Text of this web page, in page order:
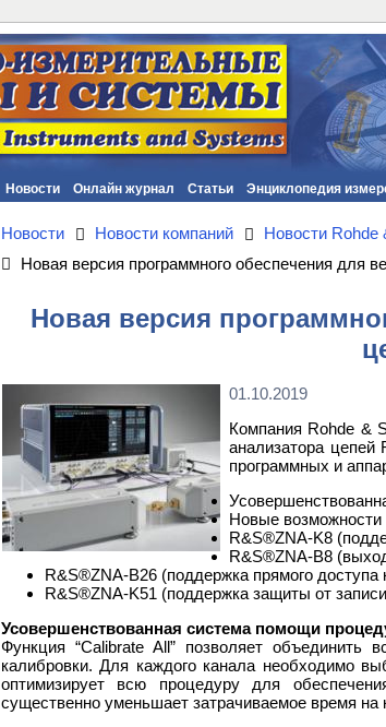
Новости Онлайн журнал Статьи Энциклопедия
Новости Новости компаний
Новости Rohde
Новая версия программного обеспечения для
Новая версия
01.10.2019
Компания Rohde &
анализатора
программных и
Новые возможности
R&S®ZNA-K8
R&S®ZNA-B8
R&S®ZNA-B26 (поддержка прямого доступа
R&S®ZNA-K51 (поддержка защиты от
Усовершенствованная система помощи
Функция “Calibrate All” позволяет
калибровки. Для каждого канала необходимо
оптимизирует всю процедуру для
существенно уменьшает затрачиваемое время на